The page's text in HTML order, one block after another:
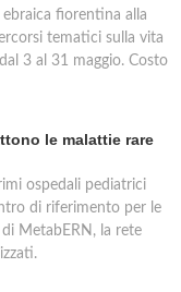
fiorentina alla
tematici sulla vita
3 al 31 maggio. Costo
le malattie rare
ospedali pediatrici
di riferimento per le
MetabERN, la rete